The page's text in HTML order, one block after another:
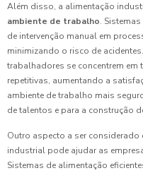
Além disso, a alimentação
ambiente de trabalho.
de intervenção manual em
minimizando o risco de
trabalhadores se concentrem em
repetitivas, aumentando a
ambiente de trabalho mais
de talentos e para a construção
Outro aspecto a ser considerado
industrial pode ajudar as
Sistemas de alimentação